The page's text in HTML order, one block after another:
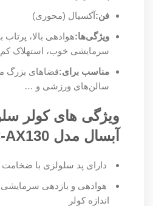
فن:آکسیال (محوری)
ویژگی‌ها:هوادهی بالا، پرتاب
سرمایشی خوب، استهلاک
مناسب برای:فضاهای بزرگ
سالن‌های ورزشی و …
ویژگی های کولر
آبسال مدل AC-AX130
دارای پد سلولزی با ضخامت ۱۰ سانتی متر
هوادهی و بازدهی
اندازه کولر